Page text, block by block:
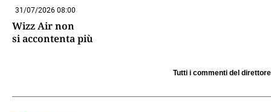
31/07/2026 08:00
Wizz Air non
si accontenta più
Tutti i commenti del direttore